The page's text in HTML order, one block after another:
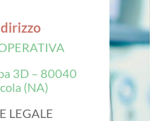
3D – 80040
(NA)
LEGALE